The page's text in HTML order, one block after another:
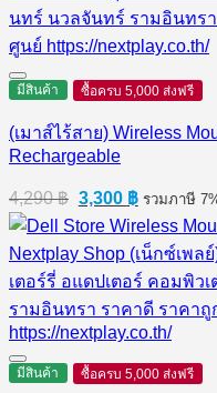
มีสินค้า ซื้อครบ 5,000 ส่งฟรี
(เมาส์ไร้สาย) Wireless
Rechargeable
4,290฿ Original
price
was:
4,290 ฿.
3,300 ฿Current
price
is:
3,300 ฿.
รวมภาษี
มีสินค้า ซื้อครบ 5,000 ส่งฟรี